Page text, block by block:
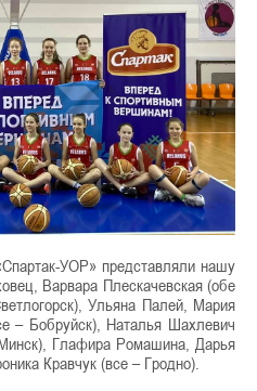
УОР» представляли нашу
Варвара Плескачевская (обе
Ульяна Палей, Мария
– Бобруйск), Наталья Шахлевич
Глафира Ромашина, Дарья
Кравчук (все – Гродно).